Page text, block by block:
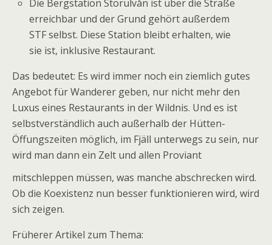
Die Bergstation Storulvån ist über die Straße
erreichbar und der Grund gehört außerdem
STF selbst. Diese Station bleibt erhalten, wie
sie ist, inklusive Restaurant.
Das bedeutet: Es wird immer noch ein ziemlich gutes
Angebot für Wanderer geben, nur nicht mehr den
Luxus eines Restaurants in der Wildnis. Und es ist
selbstverständlich auch außerhalb der Hütten-
Öffungszeiten möglich, im Fjäll unterwegs zu sein, nur
wird man dann ein Zelt und allen Proviant
mitschleppen müssen, was manche abschrecken wird.
Ob die Koexistenz nun besser funktionieren wird, wird
sich zeigen.
Früherer Artikel zum Thema: